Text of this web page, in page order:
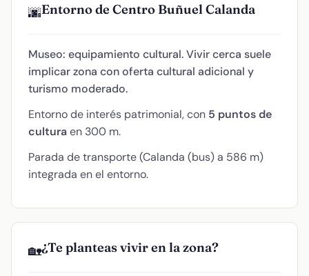
🌆Entorno de Centro Buñuel Calanda
Museo: equipamiento cultural. Vivir cerca suele
implicar zona con oferta cultural adicional y
turismo moderado.
Entorno de interés patrimonial, con 5 puntos de
culturaen 300 m.
Parada de transporte (Calanda (bus) a 586 m)
integrada en el entorno.
🏡¿Te planteas vivir en la zona?